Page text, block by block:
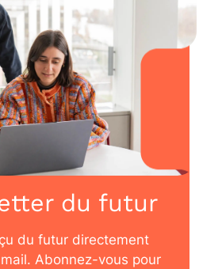
du futur
du futur directement
Abonnez-vous pour